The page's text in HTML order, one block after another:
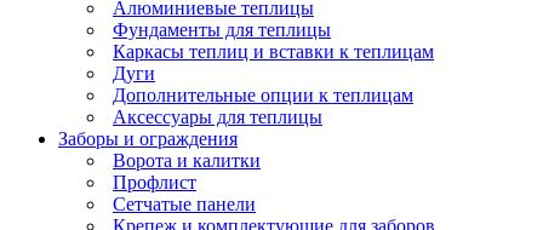
Алюминиевые теплицы
Фундаменты для теплицы
Каркасы теплиц и вставки к теплицам
Дуги
Дополнительные опции к теплицам
Аксессуары для теплицы
Заборы и ограждения
Ворота и калитки
Профлист
Сетчатые панели
Крепеж и комплектующие для заборов